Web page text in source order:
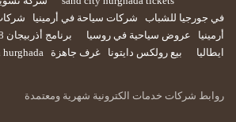
في جورجيا للشباب
شركات سياحة في أرمينيا
أرمينيا
عروض سياحية في روسيا برنامج أذربيجان 8 أيام
ايطاليا
بيع رولكس دايتونا غرف جاهزة
روابط شركات خدمات الكترونية شهرية ومعتمدة